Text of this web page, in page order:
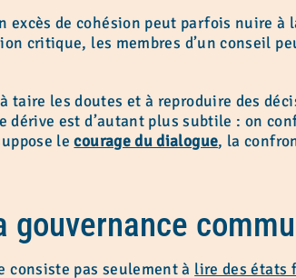
excès de cohésion peut parfois nuire à
critique, les membres d’un conseil
taire les doutes et à reproduire des
est d’autant plus subtile : on
lecourage du dialogue, la
consiste pas seulement à lire des états